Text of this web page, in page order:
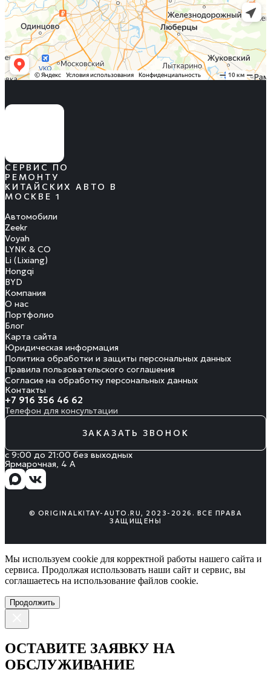
СЕРВИС ПО
РЕМОНТУ
КИТАЙСКИХ АВТО В
МОСКВЕ 1
Автомобили
Zeekr
Voyah
LYNK & CO
Li (Lixiang)
Hongqi
BYD
Компания
О нас
Портфолио
Блог
Карта сайта
Юридическая информация
Политика обработки и защиты персональных данных
Правила пользовательского соглашения
Согласие на обработку персональных данных
Контакты
+7 916 356 46 62
Телефон для консультации
ЗАКАЗАТЬ ЗВОНОК
с 9:00 до 21:00 без выходных
Ярмарочная, 4 А
© ORIGINALKITAY-AUTO.RU, 2023-2026. ВСЕ ПРАВА
ЗАЩИЩЕНЫ
Мы используем cookie для корректной работы нашего сайта и
сервиса. Продолжая использовать наши сайт и сервис, вы
соглашаетесь на использование файлов сookie.
Продолжить
ОСТАВИТЕ ЗАЯВКУ НА
ОБСЛУЖИВАНИЕ